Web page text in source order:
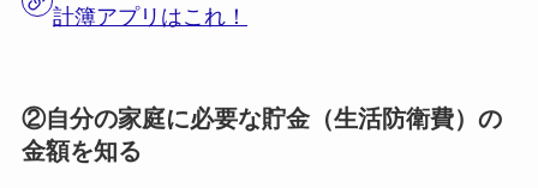
計簿アプリはこれ！
②自分の家庭に必要な貯金（生活防衛費）の
金額を知る